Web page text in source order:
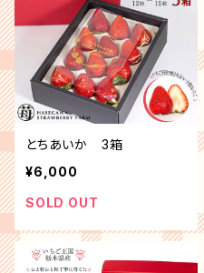
とちあいか 3箱
¥6,000
SOLD OUT